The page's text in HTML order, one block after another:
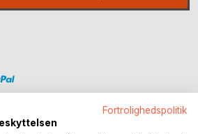
Fortrolighedspolitik